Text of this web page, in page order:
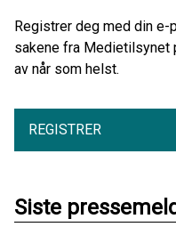
Registrer deg med din
sakene fra Medietilsynet
av når som helst.
REGISTRER
Siste